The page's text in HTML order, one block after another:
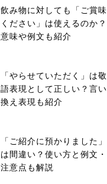
飲み物に対しても「ご賞味
ください」は使えるのか？
意味や例文も紹介
「やらせていただく」は敬
語表現として正しい？言い
換え表現も紹介
「ご紹介に預かりました」
は間違い？使い方と例文・
注意点も解説